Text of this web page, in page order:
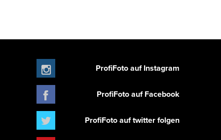
ProfiFoto auf Instagram
ProfiFoto auf Facebook
ProfiFoto auf twitter folgen